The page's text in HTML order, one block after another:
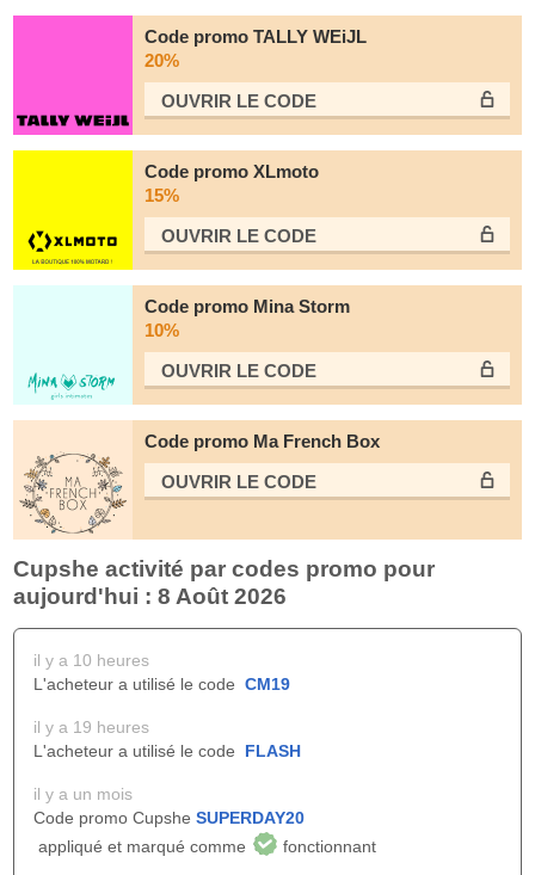
Code promo TALLY WEiJL
20%
OUVRIR LE СODE
Code promo XLmoto
15%
OUVRIR LE СODE
Code promo Mina Storm
10%
OUVRIR LE СODE
Code promo Ma French Box
OUVRIR LE СODE
Cupshe activité par codes promo pour
aujourd'hui : 8 Août 2026
il y a 10 heures
L'acheteur a utilisé le code CM19
il y a 19 heures
L'acheteur a utilisé le code FLASH
il y a un mois
Code promo Cupshe SUPERDAY20
appliqué et marqué comme
fonctionnant